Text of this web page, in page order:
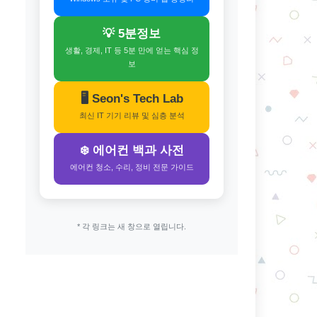
💡 5분정보
생활, 경제, IT 등 5분 만에 얻는 핵심 정
보
🖥️ Seon's Tech Lab
최신 IT 기기 리뷰 및 심층 분석
❄️ 에어컨 백과 사전
에어컨 청소, 수리, 정비 전문 가이드
* 각 링크는 새 창으로 열립니다.